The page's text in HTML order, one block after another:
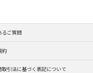
るご質問
約
取引法に基づく表記について